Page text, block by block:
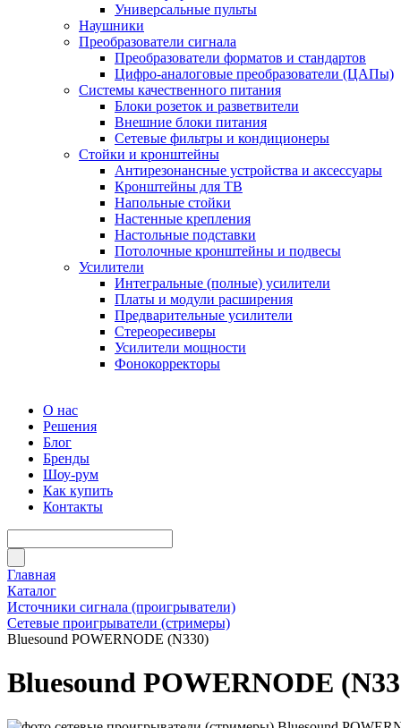
Универсальные пульты
Наушники
Преобразователи сигнала
Преобразователи форматов и стандартов
Цифро-аналоговые преобразователи (ЦАПы)
Системы качественного питания
Блоки розеток и разветвители
Внешние блоки питания
Сетевые фильтры и кондиционеры
Стойки и кронштейны
Антирезонансные устройства и аксессуары
Кронштейны для ТВ
Напольные стойки
Настенные крепления
Настольные подставки
Потолочные кронштейны и подвесы
Усилители
Интегральные (полные) усилители
Платы и модули расширения
Предварительные усилители
Стереоресиверы
Усилители мощности
Фонокорректоры
О нас
Решения
Блог
Бренды
Шоу-рум
Как купить
Контакты
Главная
Каталог
Источники сигнала (проигрыватели)
Сетевые проигрыватели (стримеры)
Bluesound POWERNODE (N330)
Bluesound POWERNODE